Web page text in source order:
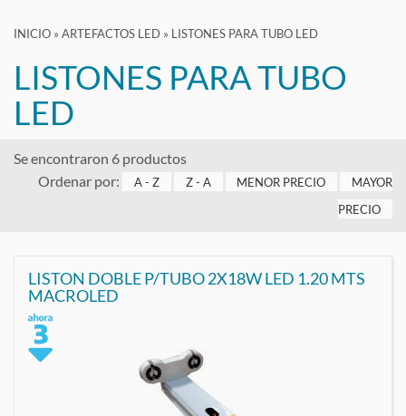
INICIO » ARTEFACTOS LED » LISTONES PARA TUBO LED
LISTONES PARA TUBO
LED
Se encontraron 6 productos
Ordenar por:
A - Z Z - A MENOR PRECIO
MAYOR
PRECIO
LISTON DOBLE P/TUBO 2X18W LED 1.20 MTS
MACROLED